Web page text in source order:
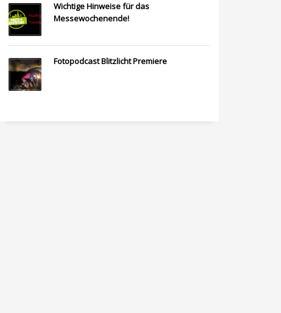
Wichtige Hinweise für das
Messewochenende!
Fotopodcast Blitzlicht Premiere